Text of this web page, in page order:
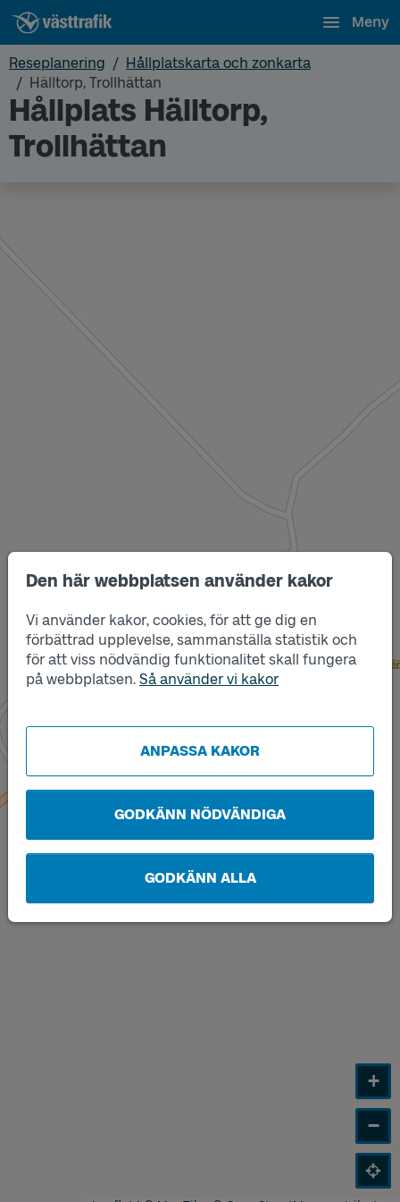
Den här webbplatsen använder kakor
Vi använder kakor, cookies, för att ge dig en
förbättrad upplevelse, sammanställa statistik och
för att viss nödvändig funktionalitet skall fungera
på webbplatsen. Så använder vi kakor
ANPASSA KAKOR
GODKÄNN NÖDVÄNDIGA
GODKÄNN ALLA
Meny
Reseplanering
Hållplatskarta och zonkarta
Hälltorp, Trollhättan
Hållplats Hälltorp,
Trollhättan
Läge
A
Läge
B
+
−